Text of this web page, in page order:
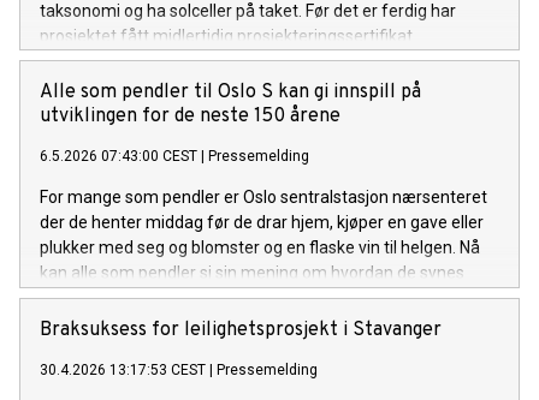
taksonomi og ha solceller på taket. Før det er ferdig har
prosjektet fått midlertidig prosjekteringssertifikat
for BREEAM Very Good.
Alle som pendler til Oslo S kan gi innspill på
utviklingen for de neste 150 årene
6.5.2026 07:43:00 CEST Pressemelding
For mange som pendler er Oslo sentralstasjon nærsenteret
der de henter middag før de drar hjem, kjøper en gave eller
plukker med seg og blomster og en flaske vin til helgen. Nå
kan alle som pendler si sin mening om hvordan de synes
stasjonen bør bli, når Bane NOR Eiendoms planforslag for
Nye Oslo S er ute til offentlig ettersyn i seks uker.
Braksuksess for leilighetsprosjekt i Stavanger
30.4.2026 13:17:53 CEST Pressemelding